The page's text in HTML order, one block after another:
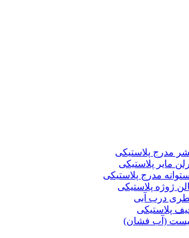
مدرج پلاستیکی
ارلن مایر پلاستیکی
استوانه مدرج پلاستیکی
ژوژه پلاستیکی
درب آبی
پلاستیکی
(آب فشان)